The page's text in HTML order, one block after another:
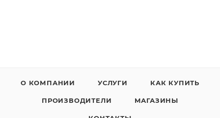
О КОМПАНИИ УСЛУГИ КАК КУПИТЬ
ПРОИЗВОДИТЕЛИ МАГАЗИНЫ